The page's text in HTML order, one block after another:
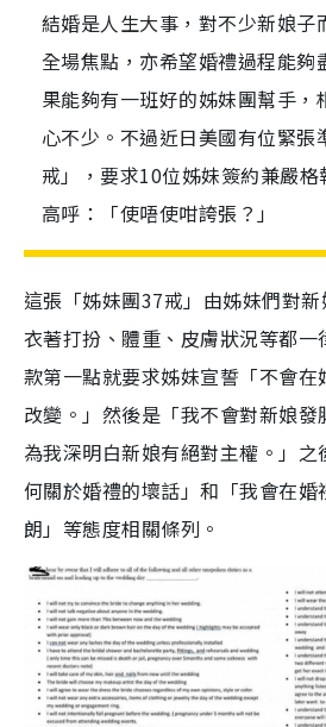
結婚是人生大事，對不少新娘子
全場焦點，亦希望婚禮過程能夠
果能夠有一班好的姊妹團幫手，
心不少。不過近日美國有位緊張
戒」，要求10位姊妹簽約兼嚴
高呼：「使唔使咁誇張？」
這張「姊妹團37戒」由姊妹們對
衣著打扮、體重、皮膚狀況等都
款第一點就要求姊妹宣誓「不會
改變。」然後是「我不會對新娘
為我深明白新娘有絕對主權。」
何關於婚禮的壞話」和「我會在婚
朗」等態度相關條列。